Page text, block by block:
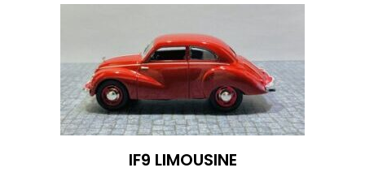
IF9 LIMOUSINE